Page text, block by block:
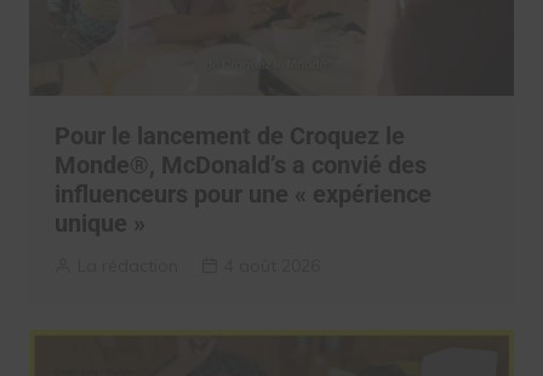
Pour le lancement de Croquez le
Monde®, McDonald’s a convié des
influenceurs pour une « expérience
unique »